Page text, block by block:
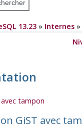
13.23» Internes»
tampon
GiST avec